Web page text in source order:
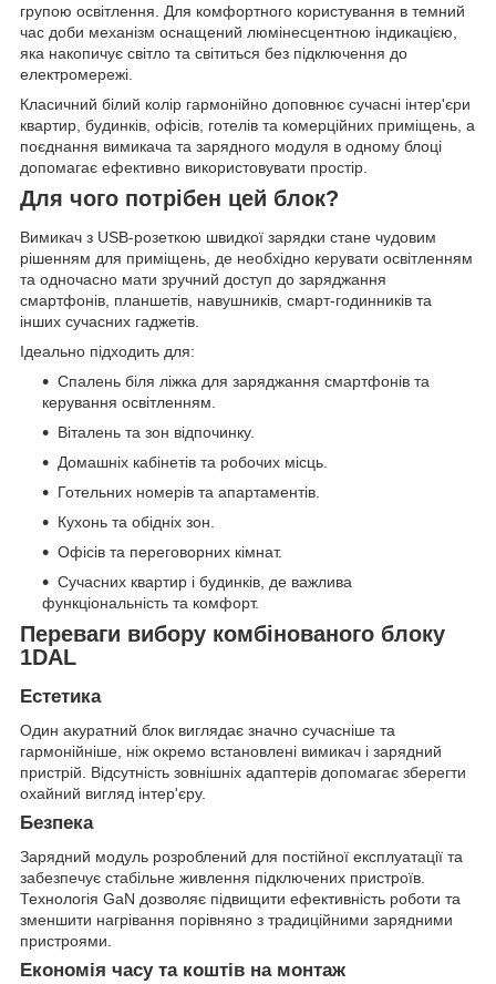
групою освітлення. Для комфортного користування в темний
час доби механізм оснащений люмінесцентною індикацією,
яка накопичує світло та світиться без підключення до
електромережі.
Класичний білий колір гармонійно доповнює сучасні інтер'єри
квартир, будинків, офісів, готелів та комерційних приміщень, а
поєднання вимикача та зарядного модуля в одному блоці
допомагає ефективно використовувати простір.
Для чого потрібен цей блок?
Вимикач з USB-розеткою швидкої зарядки стане чудовим
рішенням для приміщень, де необхідно керувати освітленням
та одночасно мати зручний доступ до заряджання
смартфонів, планшетів, навушників, смарт-годинників та
інших сучасних гаджетів.
Ідеально підходить для:
Спалень біля ліжка для заряджання смартфонів та
керування освітленням.
Віталень та зон відпочинку.
Домашніх кабінетів та робочих місць.
Готельних номерів та апартаментів.
Кухонь та обідніх зон.
Офісів та переговорних кімнат.
Сучасних квартир і будинків, де важлива
функціональність та комфорт.
Переваги вибору комбінованого блоку
1DAL
Естетика
Один акуратний блок виглядає значно сучасніше та
гармонійніше, ніж окремо встановлені вимикач і зарядний
пристрій. Відсутність зовнішніх адаптерів допомагає зберегти
охайний вигляд інтер'єру.
Безпека
Зарядний модуль розроблений для постійної експлуатації та
забезпечує стабільне живлення підключених пристроїв.
Технологія GaN дозволяє підвищити ефективність роботи та
зменшити нагрівання порівняно з традиційними зарядними
пристроями.
Економія часу та коштів на монтаж